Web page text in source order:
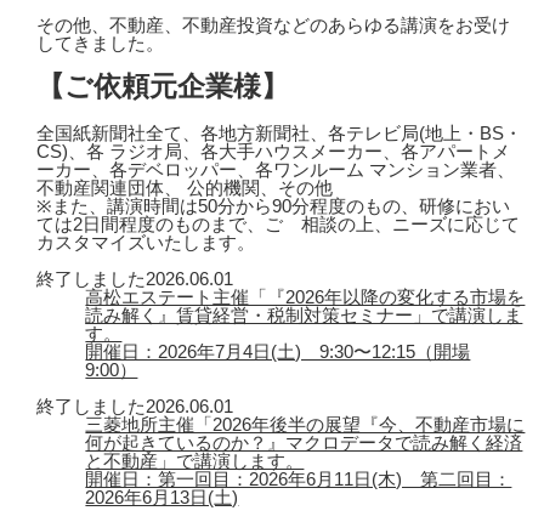
その他、不動産、不動産投資などのあらゆる講演をお受け
してきました。
【ご依頼元企業様】
全国紙新聞社全て、各地方新聞社、各テレビ局(地上・BS・
CS)、各 ラジオ局、各大手ハウスメーカー、各アパートメ
ーカー、各デベロッパー、各ワンルーム マンション業者、
不動産関連団体、 公的機関、その他
※また、講演時間は50分から90分程度のもの、研修におい
ては2日間程度のものまで、ご゙相談の上、ニーズに応じて
カスタマイズいたします。
終了しました2026.06.01
高松エステート主催「『2026年以降の変化する市場を
読み解く』賃貸経営・税制対策セミナー」で講演しま
す。
開催日：2026年7月4日(土) 9:30〜12:15（開場
9:00）
終了しました2026.06.01
三菱地所主催「2026年後半の展望『今、不動産市場に
何が起きているのか？』マクロデータで読み解く経済
と不動産」で講演します。
開催日：第一回目：2026年6月11日(木) 第二回目：
2026年6月13日(土)